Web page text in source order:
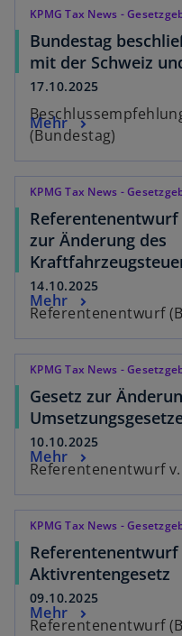
KPMG Tax News -
Bundestag
mit der Schweiz
17.10.2025
(Bundestag)
Mehr
KPMG Tax News -
Referentenentwurf
zur Änderung des
14.10.2025
Referentenentwurf
Mehr
KPMG Tax News -
Gesetz zur
10.10.2025
Referentenentwurf v.
Mehr
KPMG Tax News -
Aktivrentengesetz
09.10.2025
Referentenentwurf
Mehr